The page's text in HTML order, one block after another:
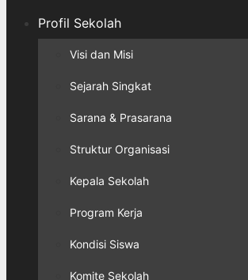
Profil Sekolah
Visi dan Misi
Sejarah Singkat
Sarana & Prasarana
Struktur Organisasi
Kepala Sekolah
Program Kerja
Kondisi Siswa
Komite Sekolah